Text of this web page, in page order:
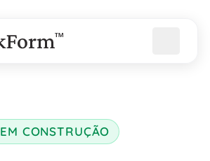
EM CONSTRUÇÃO